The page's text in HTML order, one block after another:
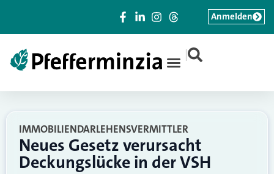
|
Anmelden
IMMOBILIENDARLEHENSVERMITTLER
Neues Gesetz verursacht
Deckungslücke in der VSH